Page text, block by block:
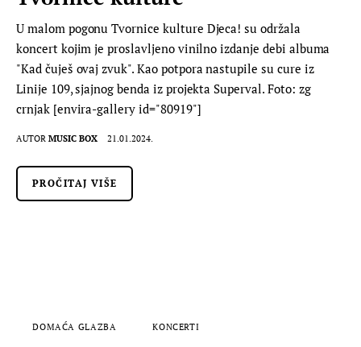
U malom pogonu Tvornice kulture Djeca! su održala
koncert kojim je proslavljeno vinilno izdanje debi albuma
"Kad čuješ ovaj zvuk". Kao potpora nastupile su cure iz
Linije 109, sjajnog benda iz projekta Superval. Foto: zg
crnjak [envira-gallery id="80919"]
AUTOR MUSIC BOX 21.01.2024.
PROČITAJ VIŠE
DOMAĆA GLAZBA KONCERTI